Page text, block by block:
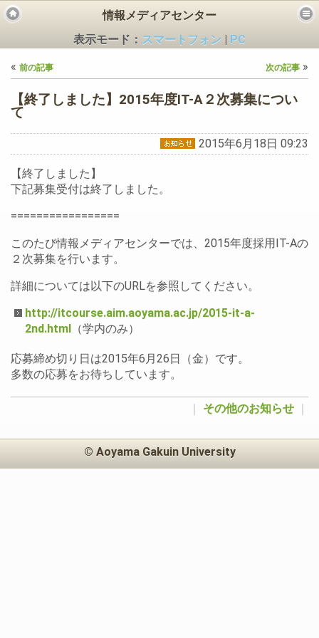
情報メディアセンター
表示モード： スマートフォン
PC
« 前の記事 次の記事 »
【終了しました】2015年度IT-A２次募集につい
て
2015年6月18日 09:23
【終了しました】
下記募集受付は終了しました。
=================
このたび情報メディアセンターでは、2015年度採用IT-Aの
２次募集を行います。
詳細については以下のURLを参照してください。
http://itcourse.aim.aoyama.ac.jp/2015-it-a-
2nd.html
（学内のみ）
応募締め切り日は2015年6月26日（金）です。
多数の応募をお待ちしています。
その他のお知らせ
© Aoyama Gakuin University